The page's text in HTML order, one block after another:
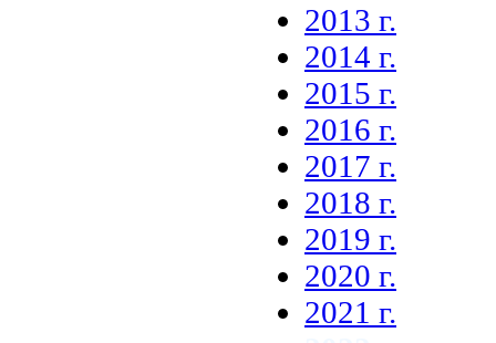
2013 г.
2014 г.
2015 г.
2016 г.
2017 г.
2018 г.
2019 г.
2020 г.
2021 г.